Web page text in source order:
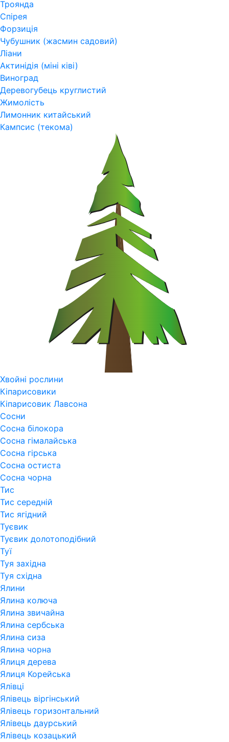
Троянда
Спірея
Форзиція
Чубушник (жасмин садовий)
Ліани
Актинідія (міні ківі)
Виноград
Деревогубець круглистий
Жимолість
Лимонник китайський
Кампсис (текома)
Хвойні рослини
Кіпарисовики
Кіпарисовик Лавсона
Сосни
Сосна білокора
Сосна гімалайська
Сосна гірська
Сосна остиста
Сосна чорна
Тис
Тис середній
Тис ягідний
Туєвик
Туєвик долотоподібний
Туї
Туя західна
Туя східна
Ялини
Ялина колюча
Ялина звичайна
Ялина сербська
Ялина сиза
Ялина чорна
Ялиця дерева
Ялиця Корейська
Ялівці
Ялівець віргінський
Ялівець горизонтальний
Ялівець даурський
Ялівець козацький